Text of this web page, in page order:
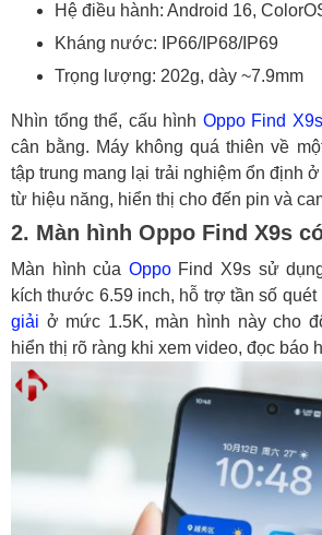
Hệ điều hành: Android 16,
Kháng nước: IP66/IP68/IP69
Trọng lượng: 202g, dày ~7.9mm
Nhìn tổng thể, cấu hình Oppo Find X9s
cân bằng. Máy không quá thiên về
tập trung mang lại trải nghiệm ổn định
từ hiệu năng, hiển thị cho đến pin và
2. Màn hình Oppo Find X9s
Màn hình của OppoFind X9s sử
kích thước 6.59 inch, hỗ trợ tần số quét
giải ở mức 1.5K, màn hình này cho
hiển thị rõ ràng khi xem video, đọc báo